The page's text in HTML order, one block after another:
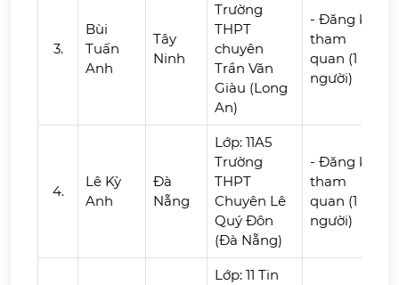
3.
Bùi
Tuấn
Anh
Tây
Ninh
Trường
THPT
chuyên
Trần Văn
Giàu (Long
An)
- Đăng ký
tham
quan (1
người)
4.
Lê Kỳ
Anh
Đà
Nẵng
Lớp: 11A5
Trường
THPT
Chuyên Lê
Quý Đôn
(Đà Nẵng)
- Đăng ký
tham
quan (1
người)
Lớp: 11 Tin